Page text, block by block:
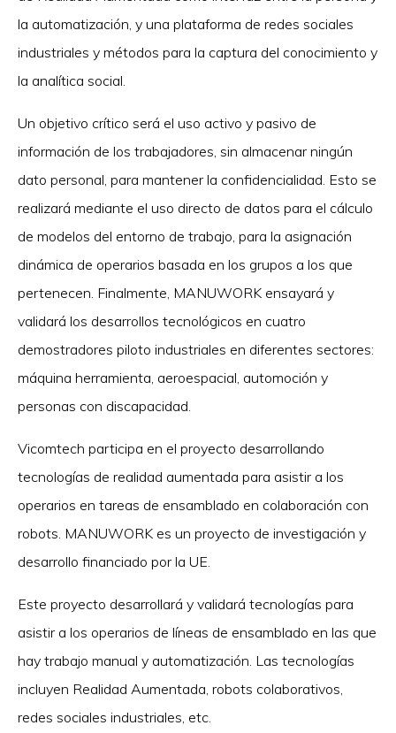
la automatización, y una plataforma de redes sociales
industriales y métodos para la captura del conocimiento y
la analítica social.
Un objetivo crítico será el uso activo y pasivo de
información de los trabajadores, sin almacenar ningún
dato personal, para mantener la confidencialidad. Esto se
realizará mediante el uso directo de datos para el cálculo
de modelos del entorno de trabajo, para la asignación
dinámica de operarios basada en los grupos a los que
pertenecen. Finalmente, MANUWORK ensayará y
validará los desarrollos tecnológicos en cuatro
demostradores piloto industriales en diferentes sectores:
máquina herramienta, aeroespacial, automoción y
personas con discapacidad.
Vicomtech participa en el proyecto desarrollando
tecnologías de realidad aumentada para asistir a los
operarios en tareas de ensamblado en colaboración con
robots. MANUWORK es un proyecto de investigación y
desarrollo financiado por la UE.
Este proyecto desarrollará y validará tecnologías para
asistir a los operarios de líneas de ensamblado en las que
hay trabajo manual y automatización. Las tecnologías
incluyen Realidad Aumentada, robots colaborativos,
redes sociales industriales, etc.